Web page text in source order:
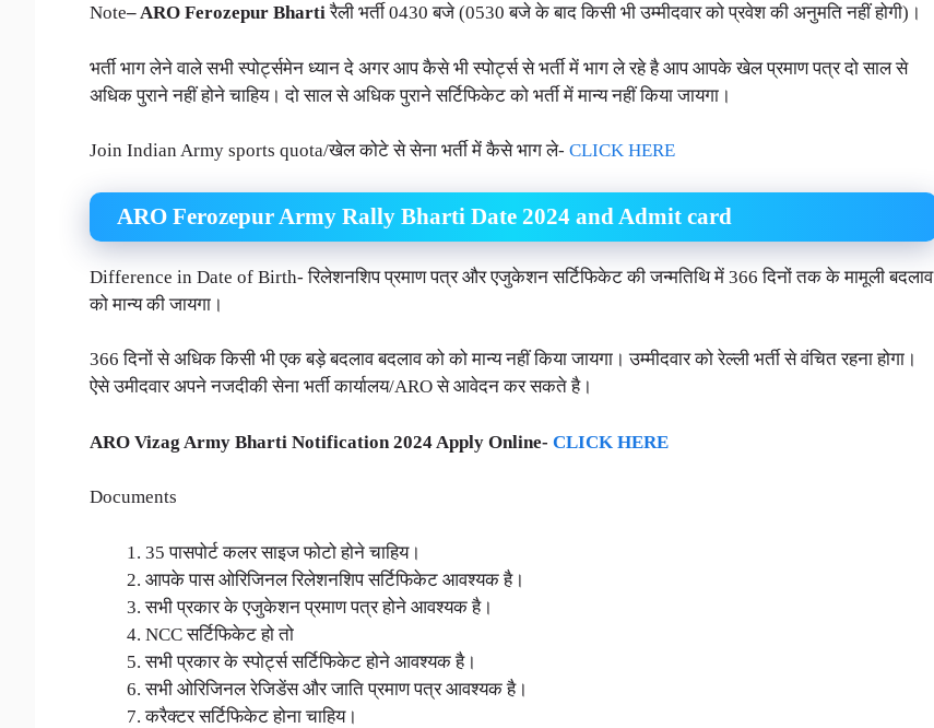
Note– ARO Ferozepur Bhartiरैली भर्ती 0430 बजे (0530 बजे के बाद किसी भी उम्मीदवार को प्रवेश की अनुमति नहीं होगी)।
भर्ती भाग लेने वाले सभी स्पोर्ट्समेन ध्यान दे अगर आप कैसे भी स्पोर्ट्स से भर्ती में भाग ले रहे है आप आपके खेल प्रमाण पत्र दो साल से
अधिक पुराने नहीं होने चाहिय। दो साल से अधिक पुराने सर्टिफिकेट को भर्ती में मान्य नहीं किया जायगा।
Join Indian Army sports quota/खेल कोटे से सेना भर्ती में कैसे भाग ले- CLICK HERE
ARO Ferozepur Army Rally Bharti Date 2024 and Admit card
Difference in Date of Birth- रिलेशनशिप प्रमाण पत्र और एजुकेशन सर्टिफिकेट की जन्मतिथि में 366 दिनों तक के मामूली बदलाव
को मान्य की जायगा।
366 दिनों से अधिक किसी भी एक बड़े बदलाव बदलाव को को मान्य नहीं किया जायगा। उम्मीदवार को रेल्ली भर्ती से वंचित रहना होगा।
ऐसे उमीदवार अपने नजदीकी सेना भर्ती कार्यालय/ARO से आवेदन कर सकते है।
ARO Vizag Army Bharti Notification 2024 Apply Online- CLICK HERE
Documents
35 पासपोर्ट कलर साइज फोटो होने चाहिय।
आपके पास ओरिजिनल रिलेशनशिप सर्टिफिकेट आवश्यक है।
सभी प्रकार के एजुकेशन प्रमाण पत्र होने आवश्यक है।
NCC सर्टिफिकेट हो तो
सभी प्रकार के स्पोर्ट्स सर्टिफिकेट होने आवश्यक है।
सभी ओरिजिनल रेजिडेंस और जाति प्रमाण पत्र आवश्यक है।
करैक्टर सर्टिफिकेट होना चाहिय।